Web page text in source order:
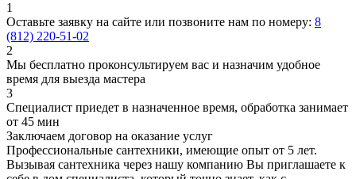
1
Оставьте заявку на сайте или позвоните нам по номеру: 8
(812) 220-51-02
2
Мы бесплатно проконсультируем вас и назначим удобное
время для выезда мастера
3
Специалист приедет в назначенное время, обработка занимает
от 45 мин
Заключаем договор на оказание услуг
Профессиональные сантехники, имеющие опыт от 5 лет.
Вызывая сантехника через нашу компанию Вы приглашаете к